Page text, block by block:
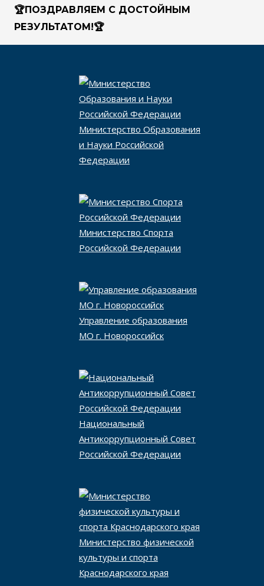
🏆ПОЗДРАВЛЯЕМ С ДОСТОЙНЫМ
РЕЗУЛЬТАТОМ!🏆
Министерство Образования
и Науки Российской
Федерации
Министерство Спорта
Российской Федерации
Управление образования
МО г. Новороссийск
Национальный
Антикоррупционный Совет
Российской Федерации
Министерство физической
культуры и спорта
Краснодарского края